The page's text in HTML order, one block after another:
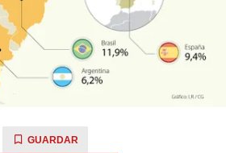
GUARDAR